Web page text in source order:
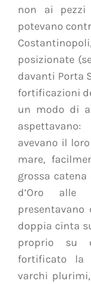
non ai pezzi
potevano
posizionate
davanti Porta
fortificazioni
un modo di
avevano il
mare,
grossa catena
d’Oro alle
doppia cinta
proprio su
fortificato la
varchi